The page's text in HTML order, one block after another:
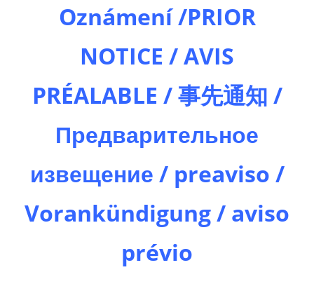
Oznámení /PRIOR
NOTICE / AVIS
PRÉALABLE / 事先通知 /
Предварительное
извещение / preaviso /
Vorankündigung / aviso
prévio